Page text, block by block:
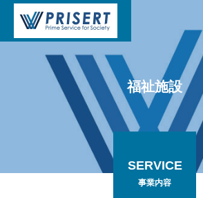
福祉施設
SERVICE
事業内容